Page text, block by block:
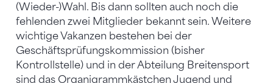
(Wieder-)Wahl. Bis dann sollten auch noch die
fehlenden zwei Mitglieder bekannt sein. Weitere
wichtige Vakanzen bestehen bei der
Geschäftsprüfungskommission (bisher
Kontrollstelle) und in der Abteilung Breitensport
sind das Organigrammkästchen Jugend und